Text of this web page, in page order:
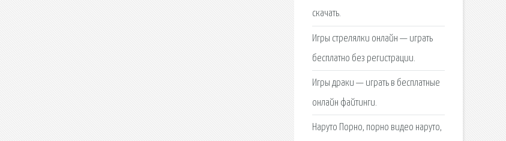
скачать.
Игры стрелялки онлайн — играть
бесплатно без регистрации.
Игры драки — играть в бесплатные
онлайн файтинги.
Наруто Порно, порно видео наруто,